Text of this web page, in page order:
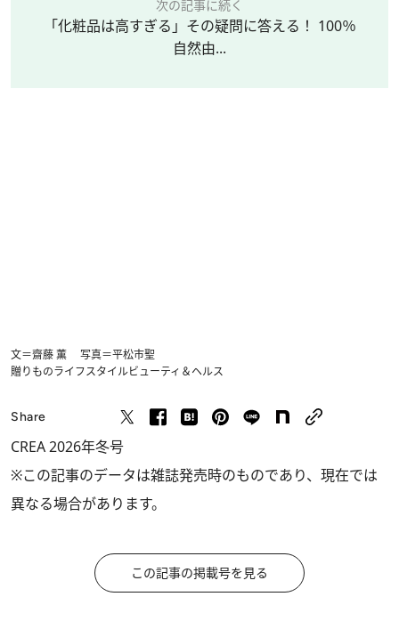
次の記事に続く
「化粧品は高すぎる」その疑問に答える！ 100％
自然由...
文＝齋藤 薫 写真＝平松市聖
贈りものライフスタイルビューティ＆ヘルス
Share
CREA 2026年冬号
※この記事のデータは雑誌発売時のものであり、現在では
異なる場合があります。
この記事の掲載号を見る